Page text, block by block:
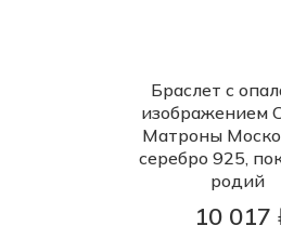
Браслет с
изображением
Матроны
серебро 925,
родий
10 017